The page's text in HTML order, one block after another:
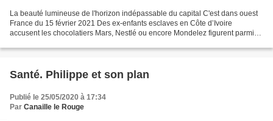
La beauté lumineuse de l'horizon indépassable du capital C'est dans ouest
France du 15 février 2021 Des ex-enfants esclaves en Côte d’Ivoire
accusent les chocolatiers Mars, Nestlé ou encore Mondelez figurent parmi
Santé. Philippe et son plan
Publié le 25/05/2020 à 17:34
Par Canaille le Rouge